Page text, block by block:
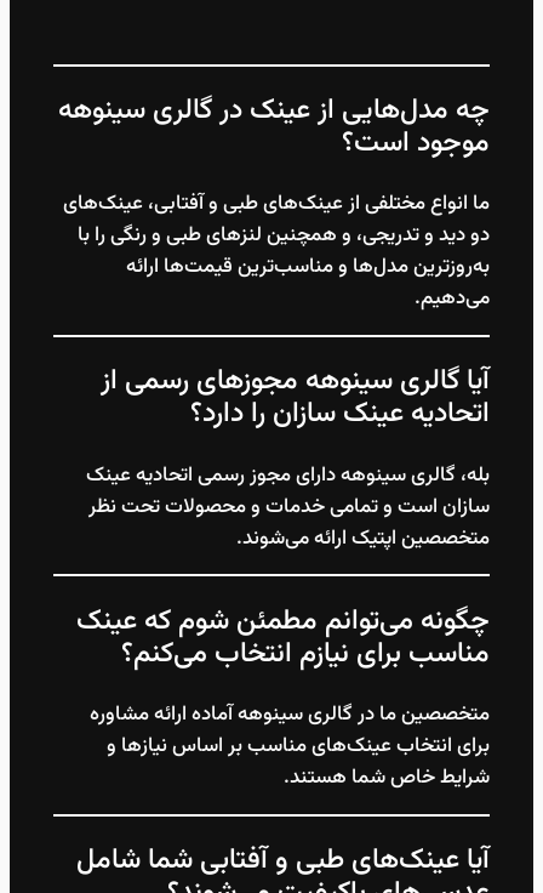
چه مدل‌هایی از عینک در گالری سینوهه
موجود است؟
ما انواع مختلفی از عینک‌های طبی و آفتابی، عینک‌های
دو دید و تدریجی، و همچنین لنزهای طبی و رنگی را با
به‌روزترین مدل‌ها و مناسب‌ترین قیمت‌ها ارائه
می‌دهیم.
آیا گالری سینوهه مجوزهای رسمی از
اتحادیه عینک سازان را دارد؟
بله، گالری سینوهه دارای مجوز رسمی اتحادیه عینک
سازان است و تمامی خدمات و محصولات تحت نظر
متخصصین اپتیک ارائه می‌شوند.
چگونه می‌توانم مطمئن شوم که عینک
مناسب برای نیازم انتخاب می‌کنم؟
متخصصین ما در گالری سینوهه آماده ارائه مشاوره
برای انتخاب عینک‌های مناسب بر اساس نیازها و
شرایط خاص شما هستند.
آیا عینک‌های طبی و آفتابی شما شامل